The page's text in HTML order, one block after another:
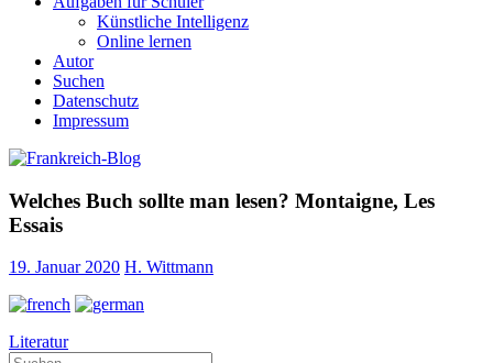
Künstliche Intelligenz
Online lernen
Autor
Suchen
Datenschutz
Impressum
Welches Buch sollte man lesen? Montaigne, Les
Essais
19. Januar 2020 H. Wittmann
Literatur